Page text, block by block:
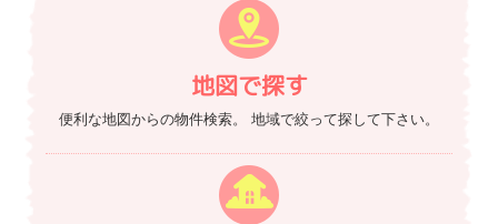
地図で探す
便利な地図からの物件検索。 地域で絞って探して下さい。